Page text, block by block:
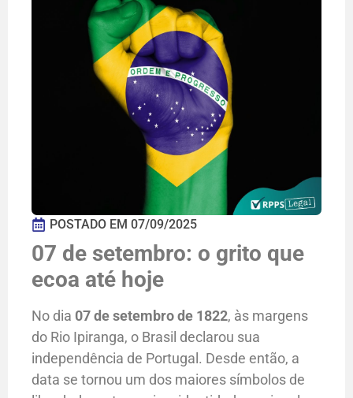
POSTADO EM 07/09/2025
07 de setembro: o grito que
ecoa até hoje
No dia 07 de setembro de 1822, às margens
do Rio Ipiranga, o Brasil declarou sua
independência de Portugal. Desde então, a
data se tornou um dos maiores símbolos de